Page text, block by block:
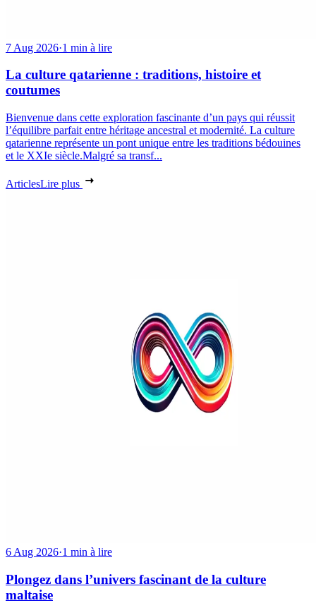
7 Aug 2026·1 min à lire
La culture qatarienne : traditions, histoire et
coutumes
Bienvenue dans cette exploration fascinante d’un pays qui réussit
l’équilibre parfait entre héritage ancestral et modernité. La culture
qatarienne représente un pont unique entre les traditions bédouines
et le XXIe siècle.Malgré sa transf...
ArticlesLire plus
6 Aug 2026·1 min à lire
Plongez dans l’univers fascinant de la culture
maltaise